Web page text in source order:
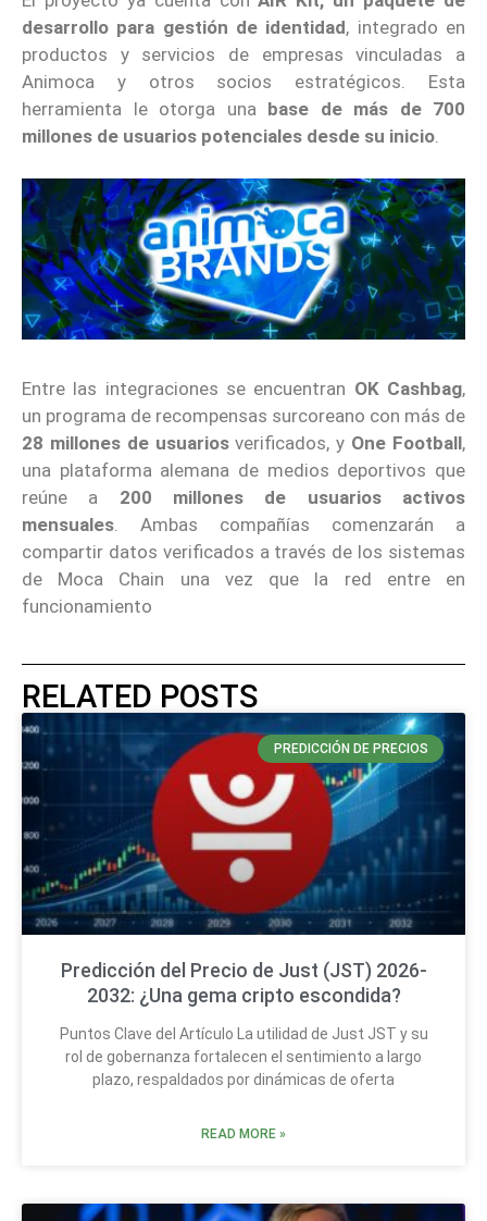
desarrollo para gestión de identidad, integrado en
productos y servicios de empresas vinculadas a
Animoca y otros socios estratégicos. Esta
herramienta le otorga una base de más de 700
millones de usuarios potenciales desde su inicio.
Entre las integraciones se encuentran OK Cashbag,
un programa de recompensas surcoreano con más de
28 millones de usuariosverificados, y One Football,
una plataforma alemana de medios deportivos que
reúne a 200 millones de usuarios activos
mensuales . Ambas compañías comenzarán a
compartir datos verificados a través de los sistemas
de Moca Chain una vez que la red entre en
funcionamiento
RELATED POSTS
PREDICCIÓN DE PRECIOS
Predicción del Precio de Just (JST) 2026-
2032: ¿Una gema cripto escondida?
Puntos Clave del Artículo La utilidad de Just JST y su
rol de gobernanza fortalecen el sentimiento a largo
plazo, respaldados por dinámicas de oferta
READ MORE »